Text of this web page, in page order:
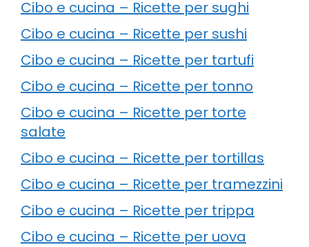
Cibo e cucina – Ricette per sughi
Cibo e cucina – Ricette per sushi
Cibo e cucina – Ricette per tartufi
Cibo e cucina – Ricette per tonno
Cibo e cucina – Ricette per torte
salate
Cibo e cucina – Ricette per tortillas
Cibo e cucina – Ricette per tramezzini
Cibo e cucina – Ricette per trippa
Cibo e cucina – Ricette per uova